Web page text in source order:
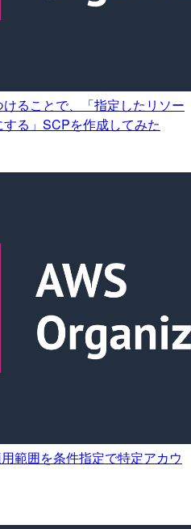
ることで、「指定したリソー
る」SCPを作成してみた
範囲を条件指定で特定アカウ